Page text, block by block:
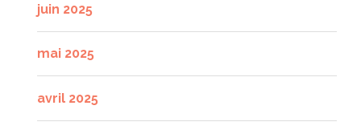
juin 2025
mai 2025
avril 2025